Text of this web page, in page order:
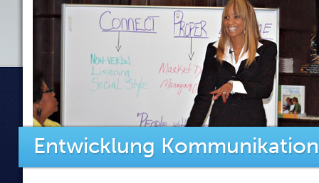
Entwicklung